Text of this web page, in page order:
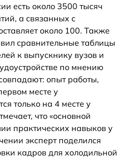
есть около 3500 тысяч
а связанных с
около 100. Также
сравнительные таблицы
к выпускнику вузов и
по мнению
опыт работы,
месте у
только на 4 месте у
что «основной
практических навыков у
эксперт поделился
кадров для холодильной